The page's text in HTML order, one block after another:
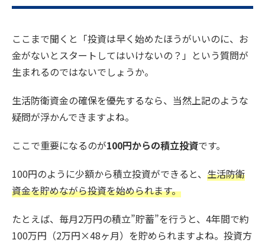
ここまで聞くと「投資は早く始めたほうがいいのに、お
金がないとスタートしてはいけないの？」という質問が
生まれるのではないでしょうか。
生活防衛資金の確保を優先するなら、当然上記のような
疑問が浮かんできますよね。
ここで重要になるのが100円からの積立投資です。
100円のように少額から積立投資ができると、 生活防衛
資金を貯めながら投資を始められます。
たとえば、毎月2万円の積立”貯蓄”を行うと、4年間で約
100万円（2万円×48ヶ月）を貯められますよね。投資方